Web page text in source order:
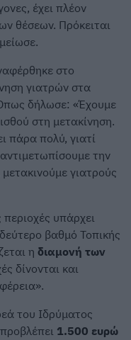
έχει πλέον
θέσεων. Πρόκειται
στο
γιατρών στα
δήλωσε: «Έχουμε
στη μετακίνηση.
πάρα πολύ, γιατί
την
γιατρούς
περιοχές υπάρχει
βαθμό Τοπικής
η διαμονή των
δίνονται και
του Ιδρύματος
1.500 ευρώ